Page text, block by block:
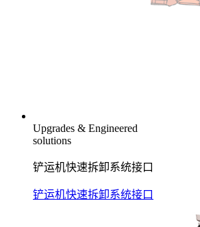
Upgrades & Engineered
solutions
铲运机快速拆卸系统接口
铲运机快速拆卸系统接口